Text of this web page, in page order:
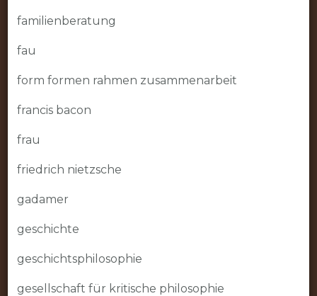
familienberatung
fau
form formen rahmen zusammenarbeit
francis bacon
frau
friedrich nietzsche
gadamer
geschichte
geschichtsphilosophie
gesellschaft für kritische philosophie